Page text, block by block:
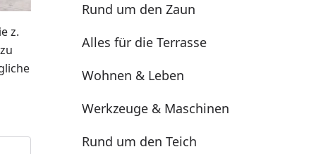
z.
Rund um den Zaun
Alles für die Terrasse
Wohnen & Leben
Werkzeuge & Maschinen
Rund um den Teich